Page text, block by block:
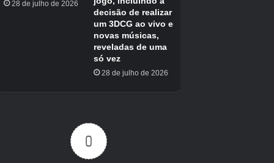
Arca: Sobrevivência ascendeu